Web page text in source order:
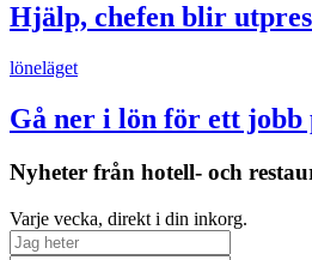
Hjälp, chefen blir
löneläget
Gå ner i lön för ett jobb
Nyheter från hotell- och
Varje vecka, direkt i din inkorg.